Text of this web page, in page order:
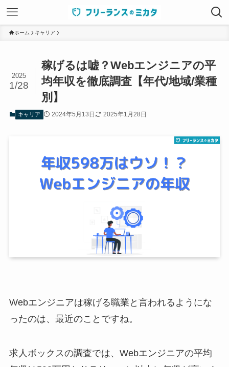
ホーム キャリア
稼げるは嘘？Webエンジニアの平
均年収を徹底調査【年代/地域/業種
別】
2025
1/28
キャリア 2024年5月13日 2025年1月28日
Webエンジニアは稼げる職業と言われるようにな
ったのは、最近のことですね。
求人ボックスの調査では、Webエンジニアの平均